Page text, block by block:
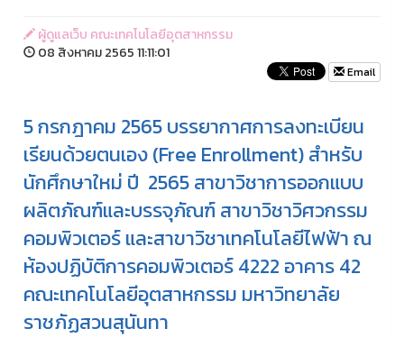
ผู้ดูแลเว็บ คณะเทคโนโลยีอุตสาหกรรม
08 สิงหาคม 2565 11:11:01
Email
5 กรกฎาคม 2565 บรรยากาศการลงทะเบียน
เรียนด้วยตนเอง (Free Enrollment) สำหรับ
นักศึกษาใหม่ ปี 2565 สาขาวิชาการออกแบบ
ผลิตภัณฑ์และบรรจุภัณฑ์ สาขาวิชาวิศวกรรม
คอมพิวเตอร์ และสาขาวิชาเทคโนโลยีไฟฟ้า ณ
ห้องปฏิบัติการคอมพิวเตอร์ 4222 อาคาร 42
คณะเทคโนโลยีอุตสาหกรรม มหาวิทยาลัย
ราชภัฏสวนสุนันทา